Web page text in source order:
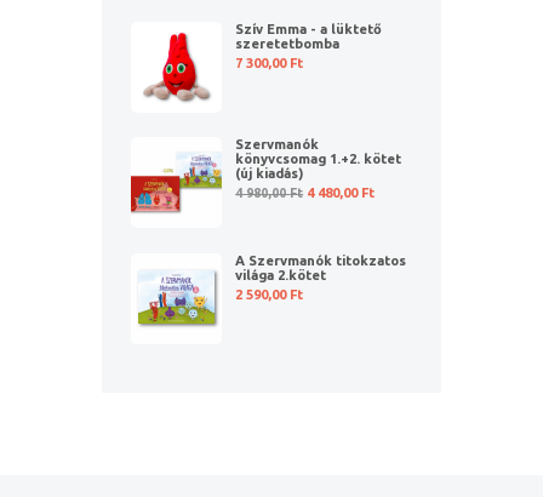
Szív Emma - a lüktető
szeretetbomba
7 300,00 Ft
Szervmanók
könyvcsomag 1.+2. kötet
(új kiadás)
4 980,00Ft 4 480,00 Ft
A Szervmanók titokzatos
világa 2.kötet
2 590,00 Ft